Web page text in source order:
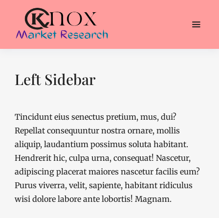
Left Sidebar
Tincidunt eius senectus pretium, mus, dui?
Repellat consequuntur nostra ornare, mollis
aliquip, laudantium possimus soluta habitant.
Hendrerit hic, culpa urna, consequat! Nascetur,
adipiscing placerat maiores nascetur facilis eum?
Purus viverra, velit, sapiente, habitant ridiculus
wisi dolore labore ante lobortis! Magnam.